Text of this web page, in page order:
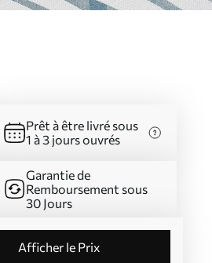
Prêt à être livré sous
1 à 3 jours ouvrés
Garantie de
Remboursement sous
30 Jours
Afficher le Prix